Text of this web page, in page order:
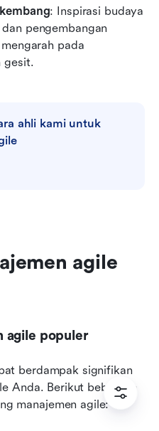
: Inspirasi budaya
pengembangan
pada
gesit.
ahli kami untuk
agile
agile populer
berdampak signifikan
Anda. Berikut beberapa
manajemen agile: